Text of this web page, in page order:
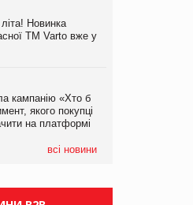
Новинка
ТМ Varto вже у
кампанію «Хто б
якого покупці
на платформі
всі новини
рекламні дзвінки
рекламні дзвінки